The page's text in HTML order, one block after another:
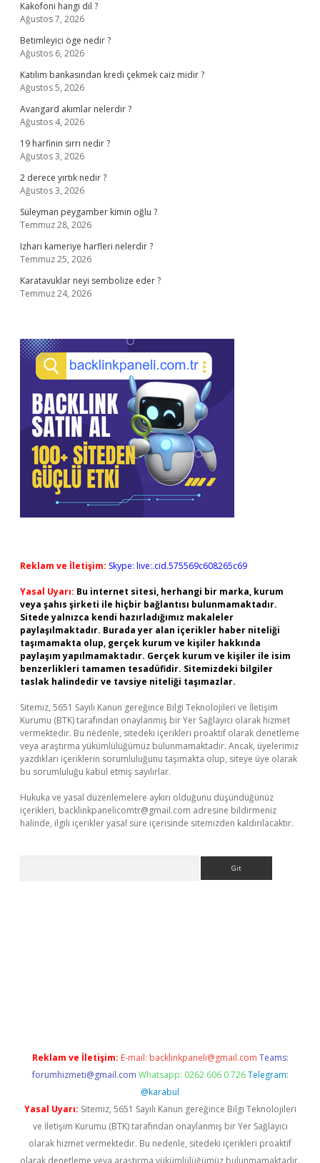
Kakofoni hangi dil ?
Ağustos 7, 2026
Betimleyici öge nedir ?
Ağustos 6, 2026
Katılım bankasından kredi çekmek caiz midir ?
Ağustos 5, 2026
Avangard akımlar nelerdir ?
Ağustos 4, 2026
19 harfinin sırrı nedir ?
Ağustos 3, 2026
2 derece yırtık nedir ?
Ağustos 3, 2026
Süleyman peygamber kimin oğlu ?
Temmuz 28, 2026
Izharı kameriye harfleri nelerdir ?
Temmuz 25, 2026
Karatavuklar neyi sembolize eder ?
Temmuz 24, 2026
Reklam ve İletişim: Skype: live:.cid.575569c608265c69
Yasal Uyarı: Bu internet sitesi, herhangi bir marka, kurum
veya şahıs şirketi ile hiçbir bağlantısı bulunmamaktadır.
Sitede yalnızca kendi hazırladığımız makaleler
paylaşılmaktadır. Burada yer alan içerikler haber niteliği
taşımamakta olup, gerçek kurum ve kişiler hakkında
paylaşım yapılmamaktadır. Gerçek kurum ve kişiler ile isim
benzerlikleri tamamen tesadüfidir. Sitemizdeki bilgiler
taslak halindedir ve tavsiye niteliği taşımazlar.
Sitemiz, 5651 Sayılı Kanun gereğince Bilgi Teknolojileri ve İletişim
Kurumu (BTK) tarafından onaylanmış bir Yer Sağlayıcı olarak hizmet
vermektedir. Bu nedenle, sitedeki içerikleri proaktif olarak denetleme
veya araştırma yükümlülüğümüz bulunmamaktadır. Ancak, üyelerimiz
yazdıkları içeriklerin sorumluluğunu taşımakta olup, siteye üye olarak
bu sorumluluğu kabul etmiş sayılırlar.
Hukuka ve yasal düzenlemelere aykırı olduğunu düşündüğünüz
içerikleri, backlinkpanelicomtr@gmail.com adresine bildirmeniz
halinde, ilgili içerikler yasal süre içerisinde sitemizden kaldırılacaktır.
Reklam ve İletişim: E-mail: backlinkpaneli@gmail.com Teams:
forumhizmeti@gmail.com Whatsapp: 0262 606 0 726 Telegram:
@karabul
Yasal Uyarı: Sitemiz, 5651 Sayılı Kanun gereğince Bilgi Teknolojileri
ve İletişim Kurumu (BTK) tarafından onaylanmış bir Yer Sağlayıcı
olarak hizmet vermektedir. Bu nedenle, sitedeki içerikleri proaktif
olarak denetleme veya araştırma yükümlülüğümüz bulunmamaktadır.